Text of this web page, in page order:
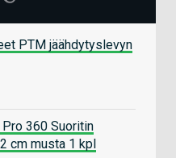
PTM jäähdytyslevyn
360 Suoritin
cm musta 1 kpl